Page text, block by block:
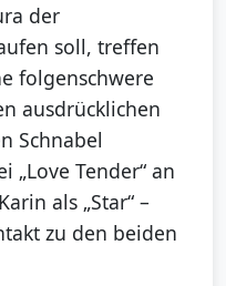
der
soll, treffen
folgenschwere
ausdrücklichen
Schnabel
„Love Tender“ an
als „Star“ –
zu den beiden